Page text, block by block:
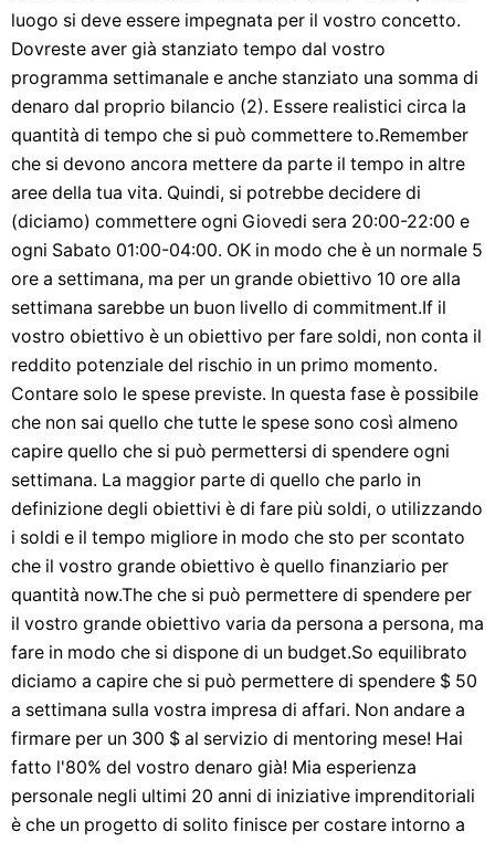
luogo si deve essere impegnata per il vostro concetto.
Dovreste aver già stanziato tempo dal vostro
programma settimanale e anche stanziato una somma di
denaro dal proprio bilancio (2). Essere realistici circa la
quantità di tempo che si può commettere to.Remember
che si devono ancora mettere da parte il tempo in altre
aree della tua vita. Quindi, si potrebbe decidere di
(diciamo) commettere ogni Giovedi sera 20:00-22:00 e
ogni Sabato 01:00-04:00. OK in modo che è un normale 5
ore a settimana, ma per un grande obiettivo 10 ore alla
settimana sarebbe un buon livello di commitment.If il
vostro obiettivo è un obiettivo per fare soldi, non conta il
reddito potenziale del rischio in un primo momento.
Contare solo le spese previste. In questa fase è possibile
che non sai quello che tutte le spese sono così almeno
capire quello che si può permettersi di spendere ogni
settimana. La maggior parte di quello che parlo in
definizione degli obiettivi è di fare più soldi, o utilizzando
i soldi e il tempo migliore in modo che sto per scontato
che il vostro grande obiettivo è quello finanziario per
quantità now.The che si può permettere di spendere per
il vostro grande obiettivo varia da persona a persona, ma
fare in modo che si dispone di un budget.So equilibrato
diciamo a capire che si può permettere di spendere $ 50
a settimana sulla vostra impresa di affari. Non andare a
firmare per un 300 $ al servizio di mentoring mese! Hai
fatto l'80% del vostro denaro già! Mia esperienza
personale negli ultimi 20 anni di iniziative imprenditoriali
è che un progetto di solito finisce per costare intorno a